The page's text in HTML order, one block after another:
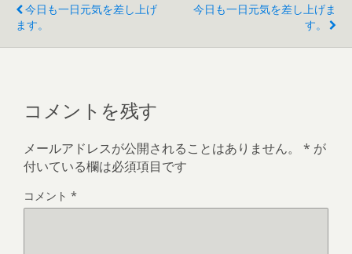
今日も一日元気を差し上げ
ます。
今日も一日元気を差し上げま
す。
コメントを残す
メールアドレスが公開されることはありません。 * が
付いている欄は必須項目です
コメント *